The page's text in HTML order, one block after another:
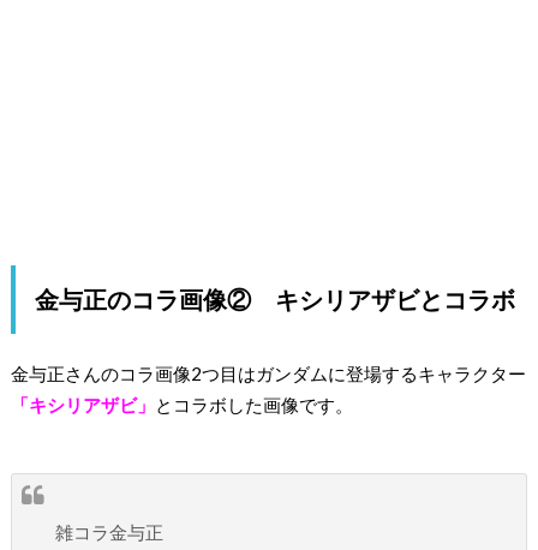
金与正のコラ画像② キシリアザビとコラボ
金与正さんのコラ画像2つ目はガンダムに登場するキャラクター
「キシリアザビ」 とコラボした画像です。
雑コラ金与正